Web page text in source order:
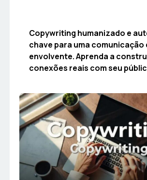
Copywriting humanizado e
chave para uma comunicação
envolvente. Aprenda a
conexões reais com seu